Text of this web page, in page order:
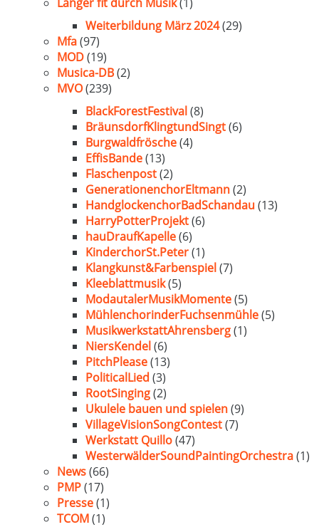
Weiterbildung März 2024(29)
Mfa(97)
MOD(19)
Musica-DB(2)
MVO(239)
BlackForestFestival(8)
BräunsdorfKlingtundSingt(6)
Burgwaldfrösche(4)
EffisBande(13)
Flaschenpost(2)
GenerationenchorEltmann(2)
HandglockenchorBadSchandau(13)
HarryPotterProjekt(6)
hauDraufKapelle(6)
KinderchorSt.Peter(1)
Klangkunst&Farbenspiel(7)
Kleeblattmusik(5)
ModautalerMusikMomente(5)
MühlenchorinderFuchsenmühle(5)
MusikwerkstattAhrensberg(1)
NiersKendel(6)
PitchPlease(13)
PoliticalLied (3)
RootSinging(2)
Ukulele bauen und spielen(9)
VillageVisionSongContest(7)
Werkstatt Quillo(47)
WesterwälderSoundPaintingOrchestra(1)
News(66)
PMP(17)
Presse(1)
TCOM(1)